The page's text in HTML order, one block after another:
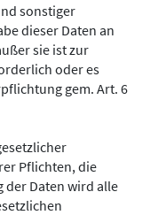
sonstiger
dieser Daten an
sie ist zur
oder es
gem. Art. 6
Pflichten, die
Daten wird alle